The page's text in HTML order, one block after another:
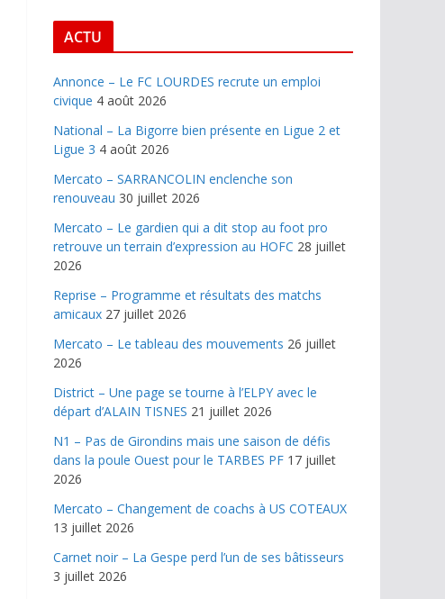
ACTU
Annonce – Le FC LOURDES recrute un emploi
civique 4 août 2026
National – La Bigorre bien présente en Ligue 2 et
Ligue 3 4 août 2026
Mercato – SARRANCOLIN enclenche son
renouveau 30 juillet 2026
Mercato – Le gardien qui a dit stop au foot pro
retrouve un terrain d’expression au HOFC 28 juillet
2026
Reprise – Programme et résultats des matchs
amicaux 27 juillet 2026
Mercato – Le tableau des mouvements 26 juillet
2026
District – Une page se tourne à l’ELPY avec le
départ d’ALAIN TISNES 21 juillet 2026
N1 – Pas de Girondins mais une saison de défis
dans la poule Ouest pour le TARBES PF 17 juillet
2026
Mercato – Changement de coachs à US COTEAUX
13 juillet 2026
Carnet noir – La Gespe perd l’un de ses bâtisseurs
3 juillet 2026